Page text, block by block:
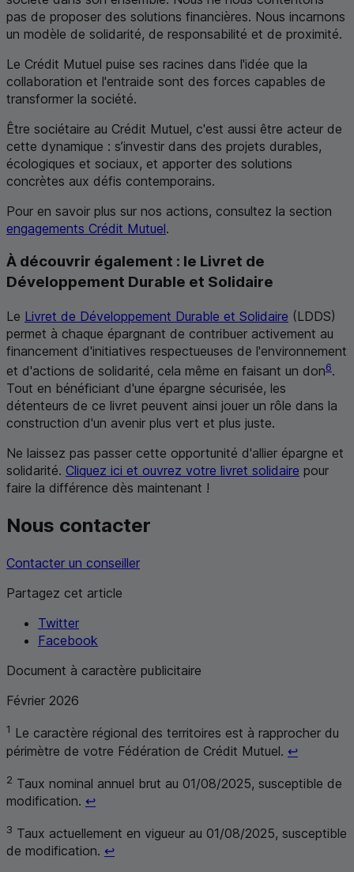
pas de proposer des solutions financières. Nous incarnons
un modèle de solidarité, de responsabilité et de proximité.
Le Crédit Mutuel puise ses racines dans l'idée que la
collaboration et l'entraide sont des forces capables de
transformer la société.
Être sociétaire au Crédit Mutuel, c'est aussi être acteur de
cette dynamique : s’investir dans des projets durables,
écologiques et sociaux, et apporter des solutions
concrètes aux défis contemporains.
Pour en savoir plus sur nos actions, consultez la section
engagements Crédit Mutuel.
À découvrir également : le Livret de
Développement Durable et Solidaire
Le Livret de Développement Durable et Solidaire (LDDS)
permet à chaque épargnant de contribuer activement au
financement d'initiatives respectueuses de l'environnement
et d'actions de solidarité, cela même en faisant un don6.
Tout en bénéficiant d'une épargne sécurisée, les
détenteurs de ce livret peuvent ainsi jouer un rôle dans la
construction d'un avenir plus vert et plus juste.
Ne laissez pas passer cette opportunité d'allier épargne et
solidarité. Cliquez ici et ouvrez votre livret solidaire pour
faire la différence dès maintenant !
Nous contacter
Contacter un conseiller
Partagez cet article
Twitter
Facebook
Document à caractère publicitaire
Février 2026
1 Le caractère régional des territoires est à rapprocher du
périmètre de votre Fédération de Crédit Mutuel. ↩Retour
2 Taux nominal annuel brut au 01/08/2025, susceptible de
modification. ↩Retour au renvoi 2
3 Taux actuellement en vigueur au 01/08/2025, susceptible
de modification. ↩Retour au renvoi 3